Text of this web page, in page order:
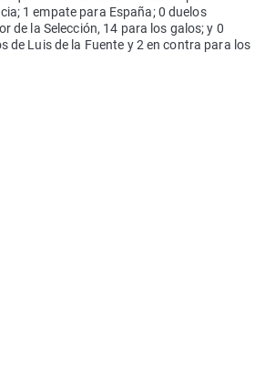
1 empate para España; 0 duelos
de la Selección, 14 para los galos; y 0
de Luis de la Fuente y 2 en contra para los